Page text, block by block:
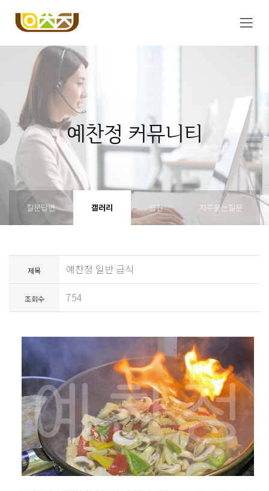
예찬정 커뮤니티
질문답변 갤러리 웹진 자주묻는질문
제목 예찬정 일반 급식
조회수 754